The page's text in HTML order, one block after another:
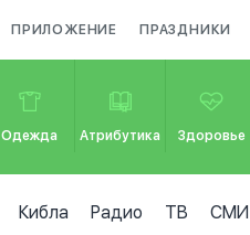
ПРИЛОЖЕНИЕ ПРАЗДНИКИ
Одежда Атрибутика Здоровье
Кибла Радио ТВ СМИ